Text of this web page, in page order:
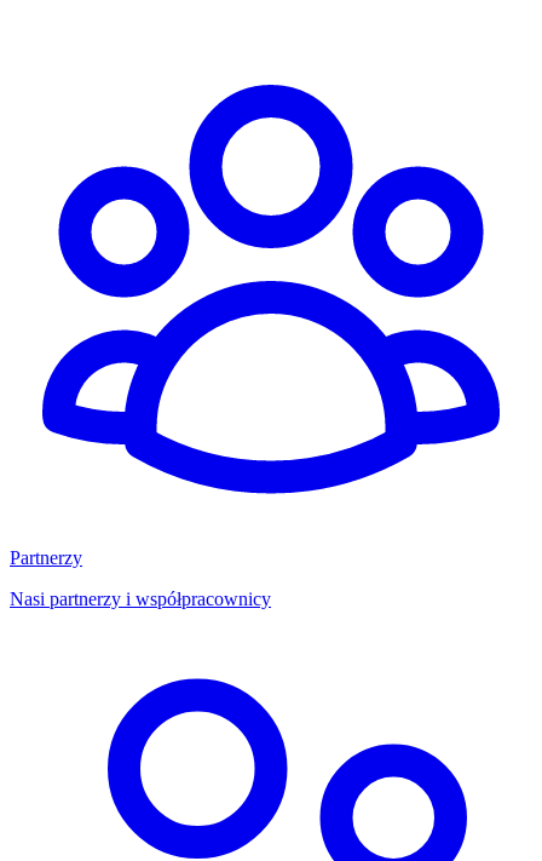
Partnerzy
Nasi partnerzy i współpracownicy